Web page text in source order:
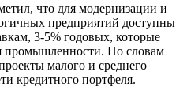
что для модернизации и
предприятий доступны
3-5% годовых, которые
промышленности. По словам
малого и среднего
кредитного портфеля.